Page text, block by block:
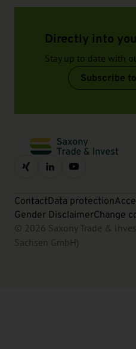
Directly into
Stay up to date with
Subscribe
ContactData protection
Gender DisclaimerChange
© 2026 Saxony Trade &
Sachsen GmbH)